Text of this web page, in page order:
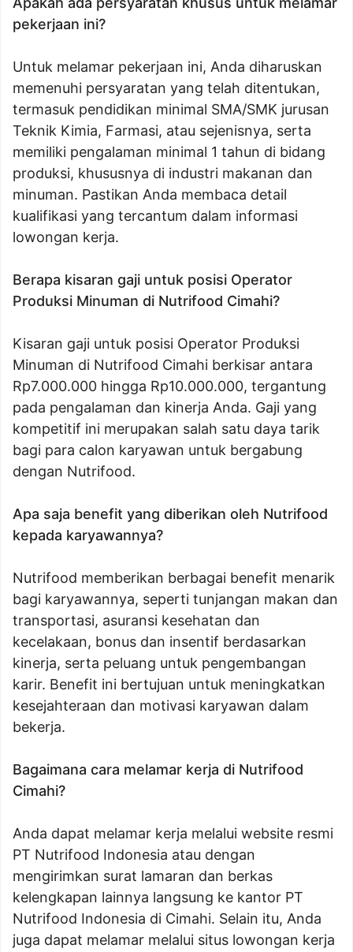
pekerjaan ini?
Untuk melamar pekerjaan ini, Anda diharuskan
memenuhi persyaratan yang telah ditentukan,
termasuk pendidikan minimal SMA/SMK jurusan
Teknik Kimia, Farmasi, atau sejenisnya, serta
memiliki pengalaman minimal 1 tahun di bidang
produksi, khususnya di industri makanan dan
minuman. Pastikan Anda membaca detail
kualifikasi yang tercantum dalam informasi
lowongan kerja.
Berapa kisaran gaji untuk posisi Operator
Produksi Minuman di Nutrifood Cimahi?
Kisaran gaji untuk posisi Operator Produksi
Minuman di Nutrifood Cimahi berkisar antara
Rp7.000.000 hingga Rp10.000.000, tergantung
pada pengalaman dan kinerja Anda. Gaji yang
kompetitif ini merupakan salah satu daya tarik
bagi para calon karyawan untuk bergabung
dengan Nutrifood.
Apa saja benefit yang diberikan oleh Nutrifood
kepada karyawannya?
Nutrifood memberikan berbagai benefit menarik
bagi karyawannya, seperti tunjangan makan dan
transportasi, asuransi kesehatan dan
kecelakaan, bonus dan insentif berdasarkan
kinerja, serta peluang untuk pengembangan
karir. Benefit ini bertujuan untuk meningkatkan
kesejahteraan dan motivasi karyawan dalam
bekerja.
Bagaimana cara melamar kerja di Nutrifood
Cimahi?
Anda dapat melamar kerja melalui website resmi
PT Nutrifood Indonesia atau dengan
mengirimkan surat lamaran dan berkas
kelengkapan lainnya langsung ke kantor PT
Nutrifood Indonesia di Cimahi. Selain itu, Anda
juga dapat melamar melalui situs lowongan kerja